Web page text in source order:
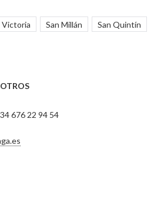
Victoria San Millán San Quintín
676 22 94 54